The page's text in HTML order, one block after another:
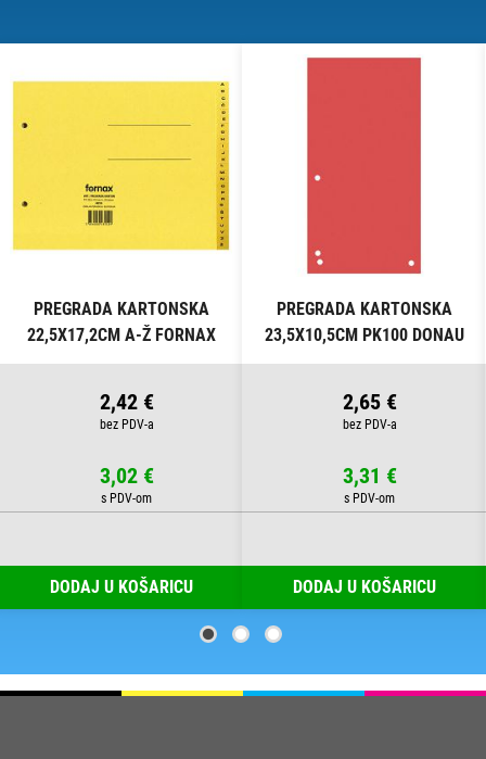
PREGRADA KARTONSKA
22,5X17,2CM A-Ž FORNAX
ŽUTA
2,42 €
3,02 €
DODAJ U KOŠARICU
PREGRADA KARTONSKA
23,5X10,5CM PK100 DONAU
8620100-04PL CRVENA
2,65 €
3,31 €
DODAJ U KOŠARICU